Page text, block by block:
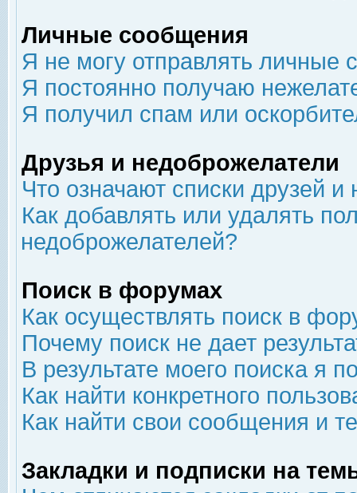
Личные сообщения
Я не могу отправлять личные
Я постоянно получаю
Я получил спам или
Друзья и недоброжелатели
Что означают списки друзей
Как добавлять или удалять
недоброжелателей?
Поиск в форумах
Как осуществлять поиск в
Почему поиск не дает
В результате моего поиска я
Как найти конкретного
Как найти свои сообщения и
Закладки и подписки на